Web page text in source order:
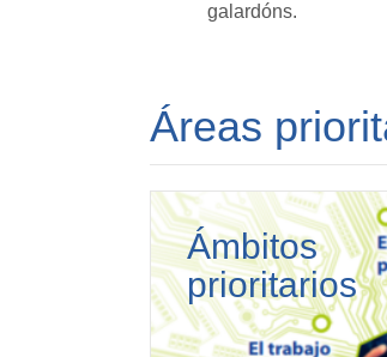
galardóns.
Áreas
Ámbitos
prioritarios